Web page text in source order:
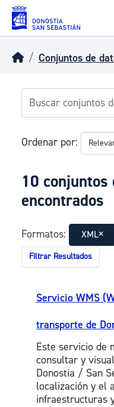
Skip to main content
Conjuntos de
Ordenar por
10 conjuntos
encontrados
Formatos: XML
Filtrar Resultados
Servicio WMS
transporte de
Este servicio de
consultar y
Donostia / San
localización y el
infraestructuras